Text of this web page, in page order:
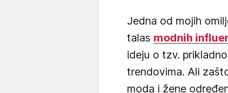
Jedna od mojih
talas modnih
ideju o tzv.
trendovima. Ali
moda i žene